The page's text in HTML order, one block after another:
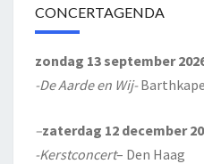
CONCERTAGENDA
zondag 13 september
-De Aarde en Wij-
–zaterdag 12 december
-Kerstconcert– Den Haag